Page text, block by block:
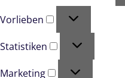
Vorlieben
Statistiken
Marketing